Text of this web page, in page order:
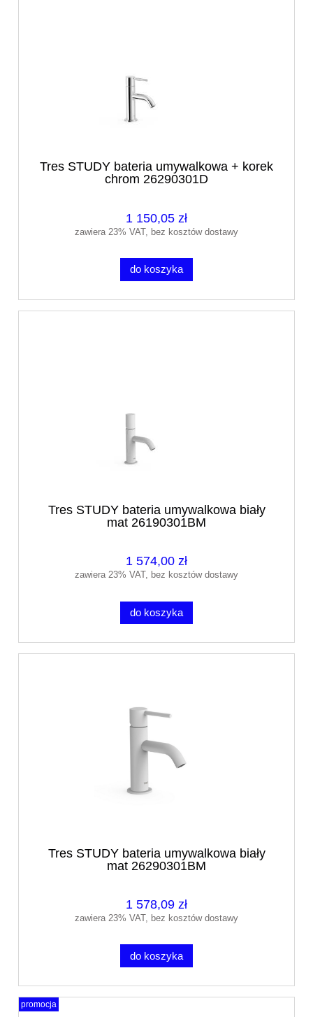
Tres STUDY bateria umywalkowa + korek
chrom 26290301D
1 150,05 zł
zawiera 23% VAT, bez kosztów dostawy
do koszyka
Tres STUDY bateria umywalkowa biały
mat 26190301BM
1 574,00 zł
zawiera 23% VAT, bez kosztów dostawy
do koszyka
Tres STUDY bateria umywalkowa biały
mat 26290301BM
1 578,09 zł
zawiera 23% VAT, bez kosztów dostawy
do koszyka
promocja